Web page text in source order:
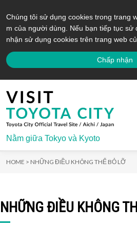
Chúng tôi sử dụng cookies trong trang
m của người dùng. Nếu bạn tiếp tục sử
nhận sử dụng cookies trên trang web
Chấp nhận
Nằm giữa Tokyo và Kyoto
HOME > NHỮNG ĐIỀU KHÔNG THỂ BỎ LỠ
NHỮNG ĐIỀU KHÔNG